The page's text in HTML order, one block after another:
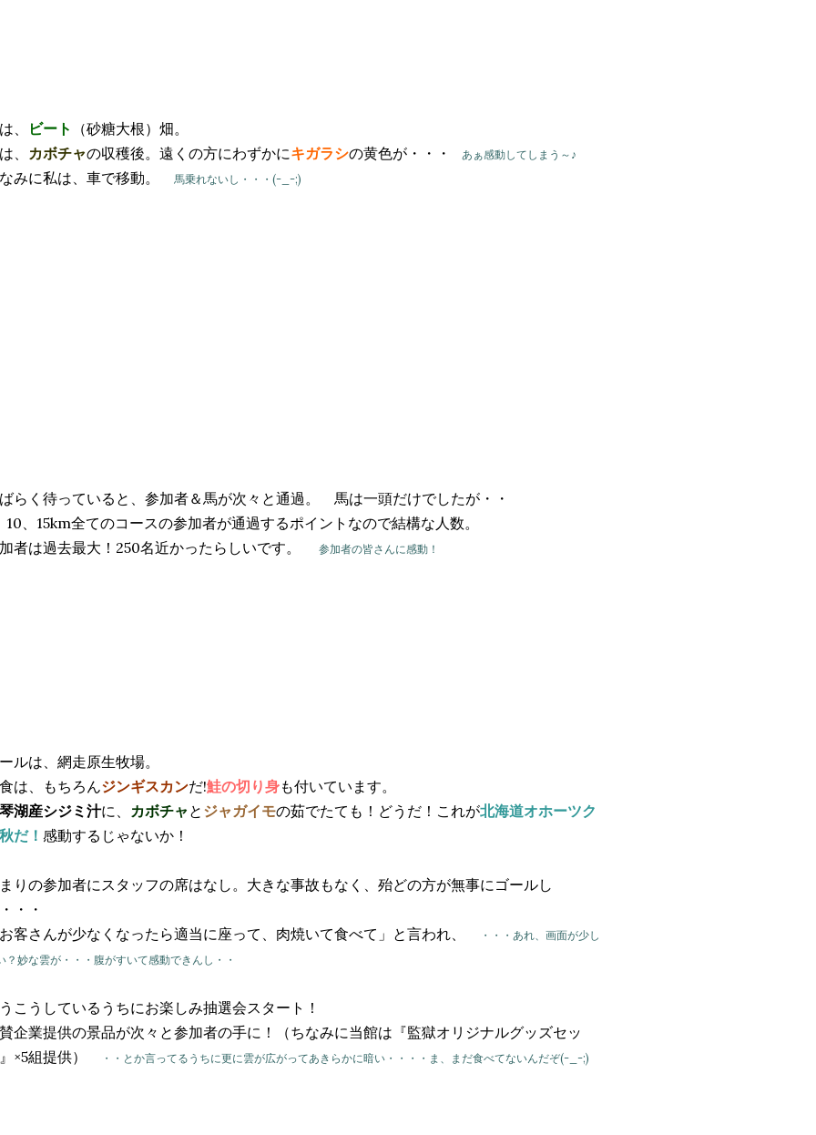
、 ビート
（砂糖大根）畑。
、 カボチャの収穫後。遠くの方にわずかにキガラシの黄色が・・・ あぁ感動してしまう～♪
みに私は、車で移動。 馬乗れないし・・・(-_-;)
らく待っていると、参加者＆馬が次々と通過。 馬は一頭だけでしたが・・
10、15km全てのコースの参加者が通過するポイントなので結構な人数。
者は過去最大！250名近かったらしいです。
参加者の皆さんに感動！
ルは、網走原生牧場。
は、もちろんジンギスカンだ!鮭の切り身も付いています。
湖産シジミ汁に、 カボチャ と ジャガイモの茹でたても！どうだ！これが北海道オホーツク
だ！ 感動するじゃないか！
りの参加者にスタッフの席はなし。大きな事故もなく、殆どの方が無事にゴールし
・・
客さんが少なくなったら適当に座って、肉焼いて食べて」と言われ、
・・・あれ、画面が少し
？妙な雲が・・・腹がすいて感動できんし・・
こうしているうちにお楽しみ抽選会スタート！
企業提供の景品が次々と参加者の手に！（ちなみに当館は『監獄オリジナルグッズセッ
×5組提供）
・・とか言ってるうちに更に雲が広がってあきらかに暗い・・・・ま、まだ食べてないんだぞ(-_-;)